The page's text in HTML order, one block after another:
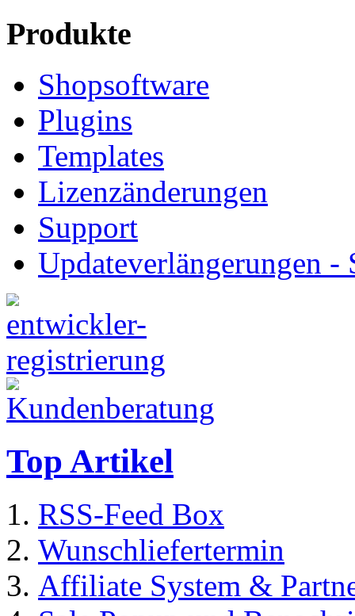
Produkte
Shopsoftware
Plugins
Templates
Lizenzänderungen
Support
Updateverlängerungen -
Top Artikel
RSS-Feed Box
Wunschliefertermin
Affiliate System &